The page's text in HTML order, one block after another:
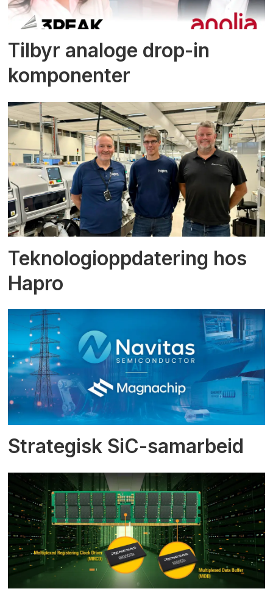
Tilbyr analoge drop-in
komponenter
Teknologioppdatering hos
Hapro
Strategisk SiC-samarbeid